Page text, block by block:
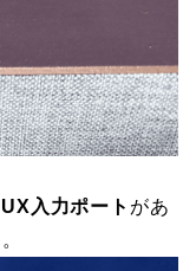
入力ポート があ